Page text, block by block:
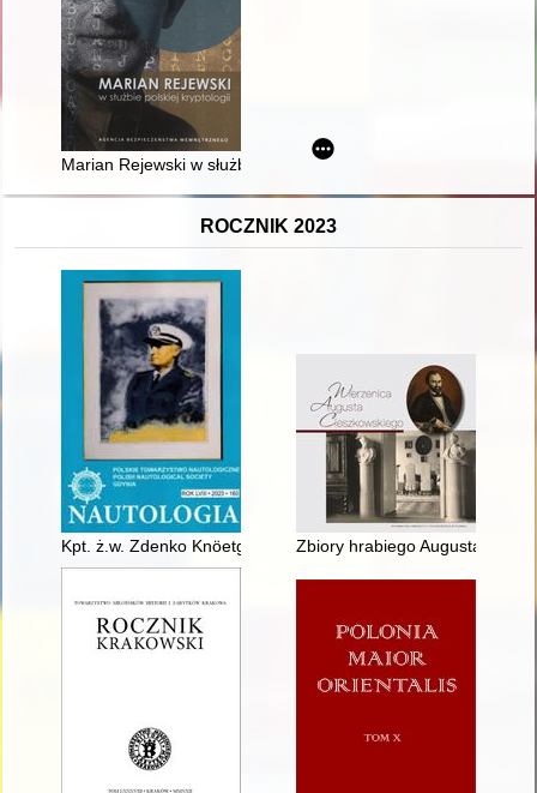
Marian Rejewski w służbie polskiej kryptologii
ROCZNIK 2023
Kpt. ż.w. Zdenko Knöetgen (1892-1959), kapitan statku ss.
Zbiory hrabiego Augusta